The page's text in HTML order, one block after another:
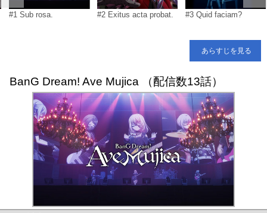
#1 Sub rosa. #2 Exitus acta probat. #3 Quid faciam?
あらすじを見る
BanG Dream! Ave Mujica （配信数13話）